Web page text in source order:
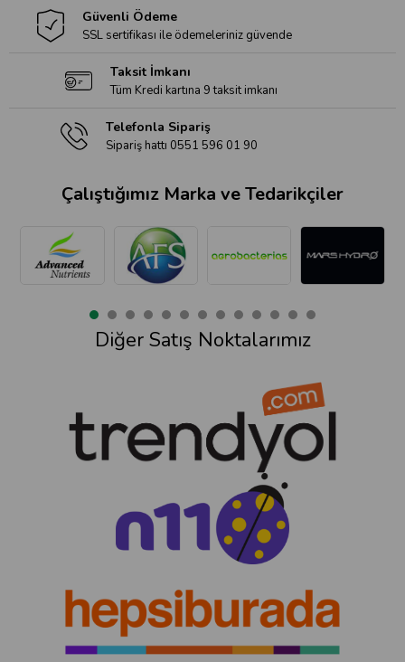
Güvenli Ödeme
SSL sertifikası ile ödemeleriniz güvende
Taksit İmkanı
Tüm Kredi kartına 9 taksit imkanı
Telefonla Sipariş
Sipariş hattı 0551 596 01 90
Çalıştığımız Marka ve Tedarikçiler
Diğer Satış Noktalarımız